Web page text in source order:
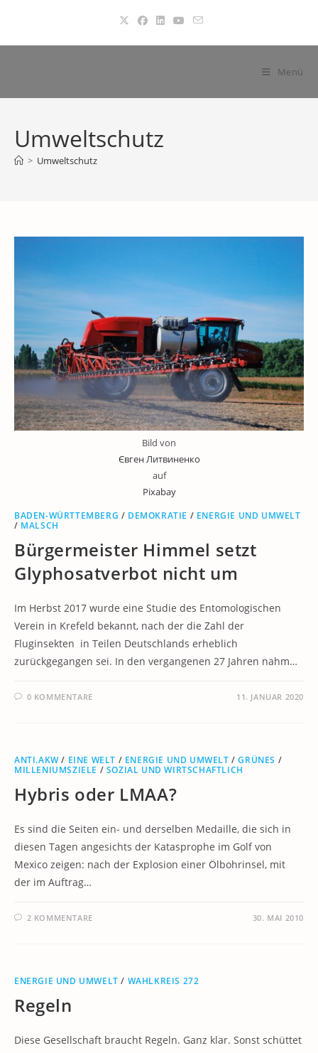
springen
Menü
Umweltschutz
> Umweltschutz
Bild von
Євген Литвиненко
auf
Pixabay
BADEN-WÜRTTEMBERG / DEMOKRATIE / ENERGIE UND UMWELT
/ MALSCH
Bürgermeister Himmel setzt
Glyphosatverbot nicht um
Im Herbst 2017 wurde eine Studie des Entomologischen
Verein in Krefeld bekannt, nach der die Zahl der
Fluginsekten in Teilen Deutschlands erheblich
zurückgegangen sei. In den vergangenen 27 Jahren nahm…
0 KOMMENTARE 11. JANUAR 2020
ANTI.AKW/ EINE WELT / ENERGIE UND UMWELT /GRÜNES /
MILLENIUMSZIELE / SOZIAL UND WIRTSCHAFTLICH
Hybris oder LMAA?
Es sind die Seiten ein- und derselben Medaille, die sich in
diesen Tagen angesichts der Katasprophe im Golf von
Mexico zeigen: nach der Explosion einer Ölbohrinsel, mit
der im Auftrag…
2 KOMMENTARE 30. MAI 2010
ENERGIE UND UMWELT / WAHLKREIS 272
Regeln
Diese Gesellschaft braucht Regeln. Ganz klar. Sonst schüttet